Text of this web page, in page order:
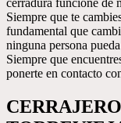
Siempre que te
fundamental que
ninguna persona
Siempre que
ponerte en contacto